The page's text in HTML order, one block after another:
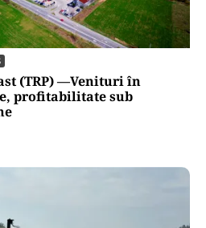
(TRP) —Venituri în
profitabilitate sub